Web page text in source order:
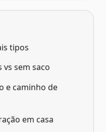
tipos
vs sem saco
e caminho de
em casa